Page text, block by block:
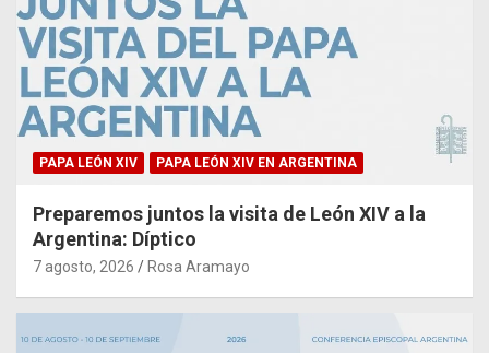
PAPA LEÓN XIV PAPA LEÓN XIV EN ARGENTINA
Preparemos juntos la visita de León XIV a la
Argentina: Díptico
7 agosto, 2026 Rosa Aramayo